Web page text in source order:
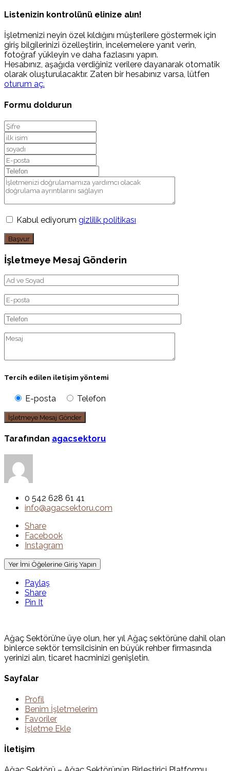
Listenizin kontrolünü elinize alın!
İşletmenizi neyin özel kıldığını müşterilere göstermek için
giriş bilgilerinizi özelleştirin, incelemelere yanıt verin,
fotoğraf yükleyin ve daha fazlasını yapın.
Hesabınız, aşağıda verdiğiniz verilere dayanarak otomatik
olarak oluşturulacaktır. Zaten bir hesabınız varsa, lütfen
oturum aç.
Formu doldurun
Kabul ediyorum gizlilik politikası
Başvur
İşletmeye Mesaj Gönderin
Tercih edilen iletişim yöntemi
E-posta Telefon
Tarafından agacsektoru
0 542 628 61 41
info@agacsektoru.com
Share
Facebook
Instagram
Yer İmi Öğelerine Giriş Yapın
Paylaş
Share
Pin It
Ağaç Sektörü’ne üye olun, her yıl Ağaç sektörüne dahil olan
binlerce sektör temsilcisinin en büyük rehber firmasında
yerinizi alın, ticaret hacminizi genişletin.
Sayfalar
Profil
Benim İşletmelerim
Favoriler
İşletme Ekle
İletişim